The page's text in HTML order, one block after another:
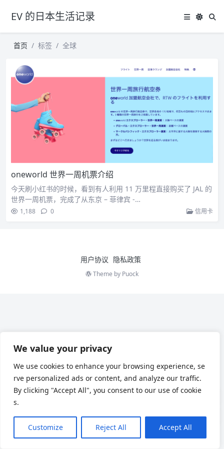
We value your privacy
We use cookies to enhance your browsing experience, se
rve personalized ads or content, and analyze our traffic.
By clicking "Accept All", you consent to our use of cookie
s.
Customize Reject All Accept All
EV 的日本生活记录
首页 标签 全球
oneworld 世界一周机票介绍
今天刷小红书的时候，看到有人利用 11 万里程直接购买了 JAL 的
世界一周机票，完成了从东京 – 菲律宾 -…
1,188 0 信用卡
用户协议 隐私政策
Theme by Puock